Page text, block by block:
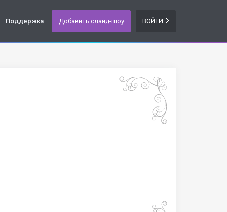
Поддержка Добавить слайд-шоу ВОЙТИ